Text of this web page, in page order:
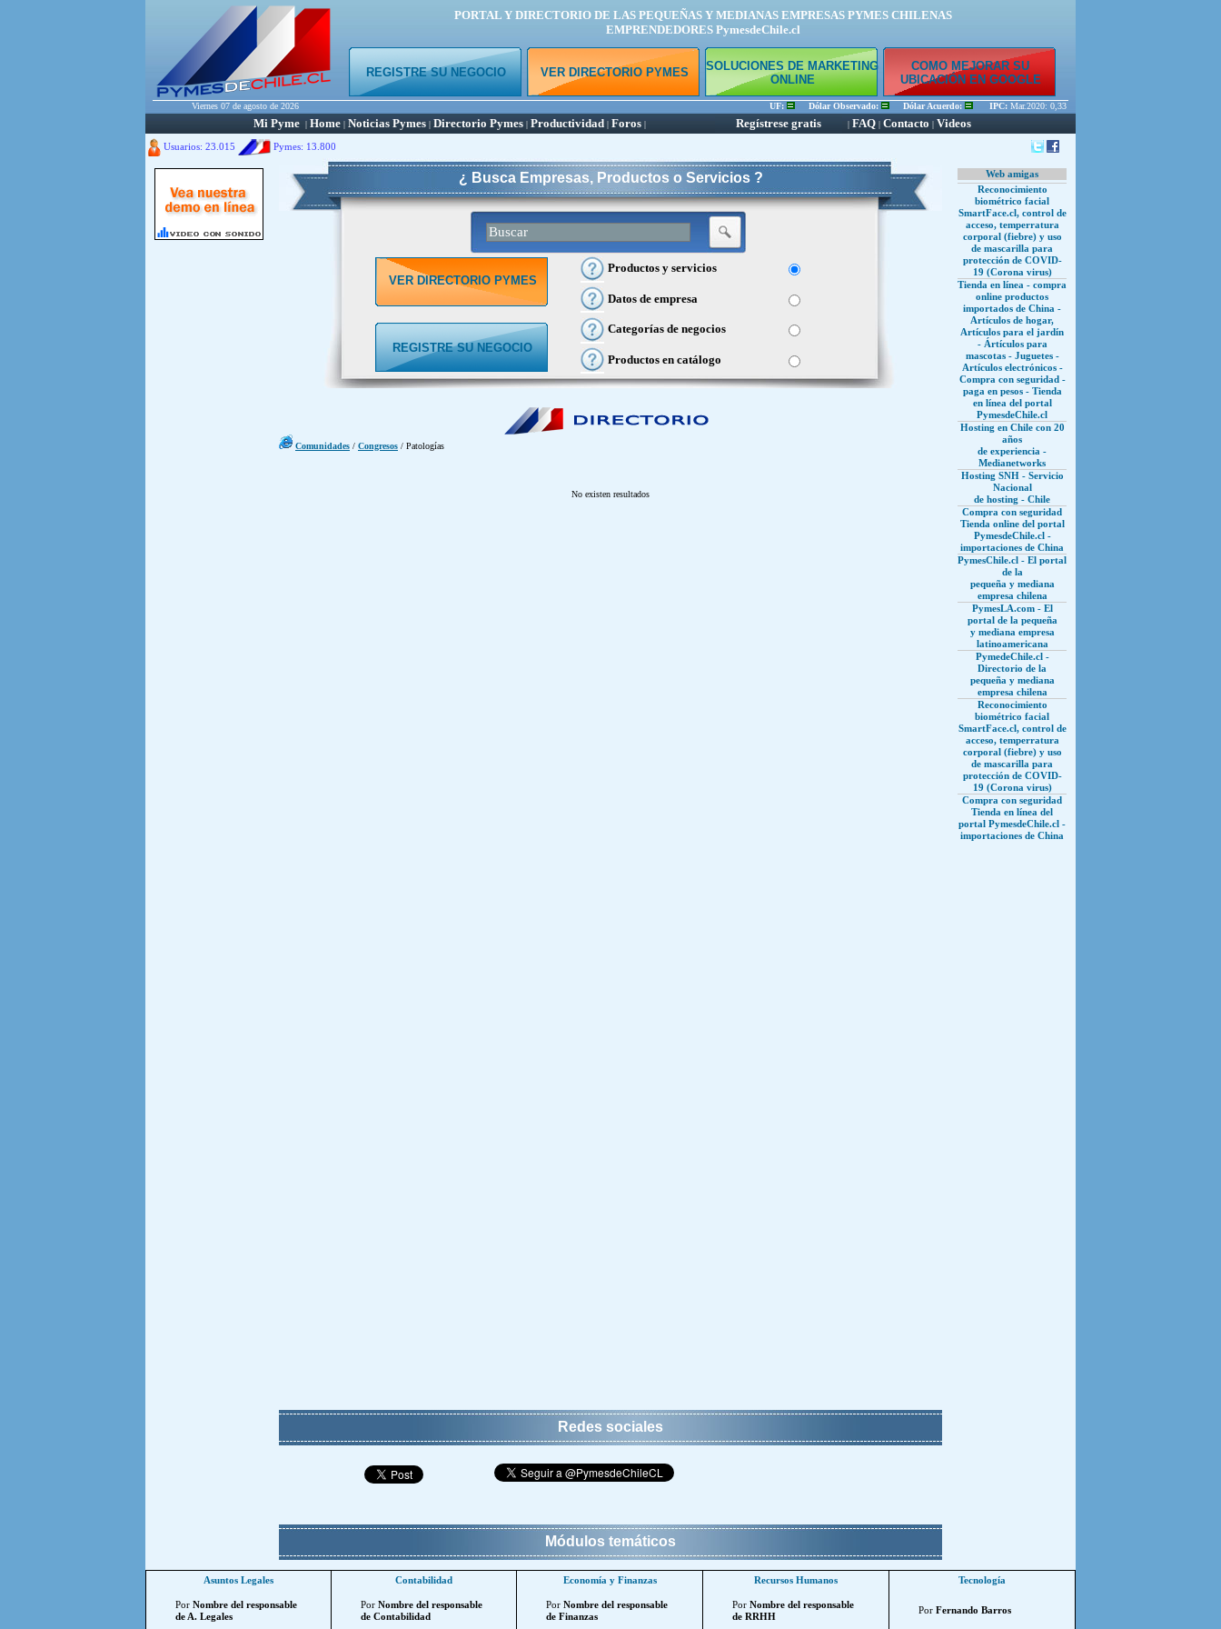
PORTAL Y DIRECTORIO DE LAS PEQUEÑAS Y MEDIANAS EMPRESAS PYMES CHILENAS
EMPRENDEDORES PymesdeChile.cl
REGISTRE SU NEGOCIO VER DIRECTORIO PYMES
SOLUCIONES DE MARKETING
ONLINE
COMO MEJORAR SU
UBICACIÓN EN GOOGLE
Viernes 07 de agosto de 2026 UF: Dólar Observado: Dólar Acuerdo: IPC:Mar.2020: 0,33 % Feb.2020: 0,45 % Ene.2020: 0,56
Mi Pyme | Home | Noticias Pymes | Directorio Pymes | Productividad | Foros | Regístrese gratis | FAQ | Contacto | Videos
Usuarios: 23.015 Pymes: 13.800
¿ Busca Empresas, Productos o Servicios ?
VER DIRECTORIO PYMES
REGISTRE SU NEGOCIO
Productos y servicios
Datos de empresa
Categorías de negocios
Productos en catálogo
Comunidades / Congresos / Patologías
No existen resultados
Web amigas
Reconocimiento
biométrico facial
SmartFace.cl, control de
acceso, temperratura
corporal (fiebre) y uso
de mascarilla para
protección de COVID-
19 (Corona virus)
Tienda en línea - compra
online productos
importados de China -
Artículos de hogar,
Artículos para el jardín
- Ártículos para
mascotas - Juguetes -
Artículos electrónicos -
Compra con seguridad -
paga en pesos - Tienda
en línea del portal
PymesdeChile.cl
Hosting en Chile con 20
años
de experiencia -
Medianetworks
Hosting SNH - Servicio
Nacional
de hosting - Chile
Compra con seguridad
Tienda online del portal
PymesdeChile.cl -
importaciones de China
PymesChile.cl - El portal
de la
pequeña y mediana
empresa chilena
PymesLA.com - El
portal de la pequeña
y mediana empresa
latinoamericana
PymedeChile.cl -
Directorio de la
pequeña y mediana
empresa chilena
Reconocimiento
biométrico facial
SmartFace.cl, control de
acceso, temperratura
corporal (fiebre) y uso
de mascarilla para
protección de COVID-
19 (Corona virus)
Compra con seguridad
Tienda en línea del
portal PymesdeChile.cl -
importaciones de China
Redes sociales
Módulos temáticos
Asuntos Legales
Por Nombre del responsable
de A. Legales
Contabilidad
Por Nombre del responsable
de Contabilidad
Economía y Finanzas
Por Nombre del responsable
de Finanzas
Recursos Humanos
Por Nombre del responsable
de RRHH
Tecnología
Por Fernando Barros